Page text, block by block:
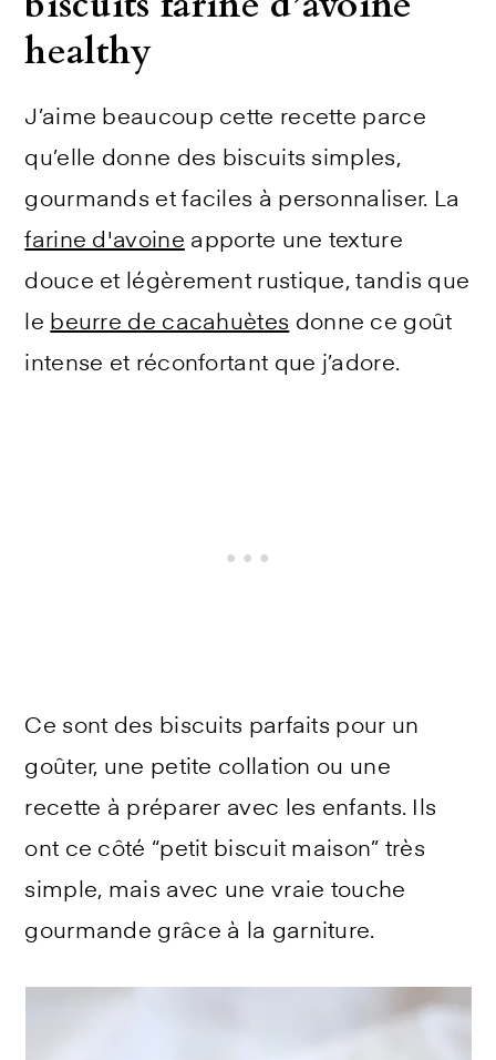
healthy
J’aime beaucoup cette recette parce
qu’elle donne des biscuits simples,
gourmands et faciles à personnaliser. La
farine d'avoine apporte une texture
douce et légèrement rustique, tandis que
le beurre de cacahuètes donne ce goût
intense et réconfortant que j’adore.
Ce sont des biscuits parfaits pour un
goûter, une petite collation ou une
recette à préparer avec les enfants. Ils
ont ce côté “petit biscuit maison” très
simple, mais avec une vraie touche
gourmande grâce à la garniture.